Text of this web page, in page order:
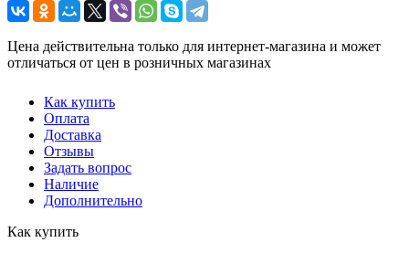
Цена действительна только для интернет-магазина и может
отличаться от цен в розничных магазинах
Как купить
Оплата
Доставка
Отзывы
Задать вопрос
Наличие
Дополнительно
Как купить